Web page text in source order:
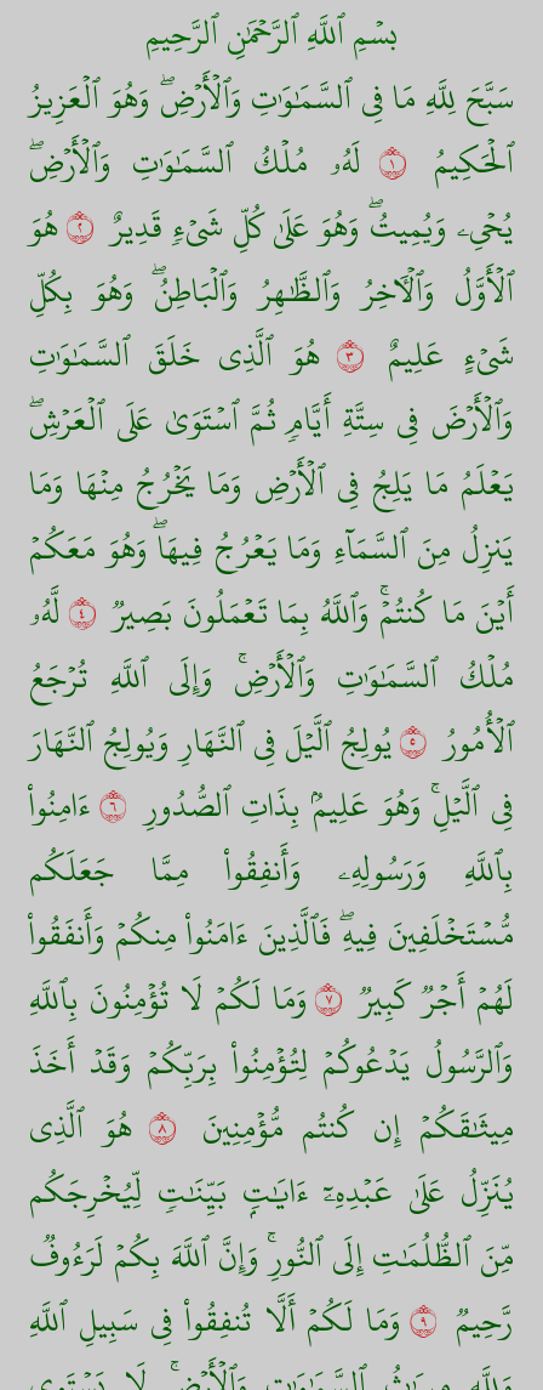
بسۡمِ ٱللَّهِ ٱلرَّحۡمَٰنِ ٱلرَّحِيمِ
سَبَّحَ لِلَّهِ مَا فِي ٱلسَّمَٰوَٰتِ وَٱلۡأَرۡضِۖ وَهُوَ ٱلۡعَزِيزُ
ٱلۡحَكِيمُ ١ لَهُۥ مُلۡكُ ٱلسَّمَٰوَٰتِ وَٱلۡأَرۡضِۖ
يُحۡيِۦ وَيُمِيتُۖ وَهُوَ عَلَىٰ كُلِّ شَيۡءٖ قَدِيرٌ ٢هُوَ
ٱلۡأَوَّلُ وَٱلۡأٓخِرُ وَٱلظَّٰهِرُ وَٱلۡبَاطِنُۖ وَهُوَ بِكُلِّ
شَيۡءٍ عَلِيمٌ ٣ هُوَ ٱلَّذِي خَلَقَ ٱلسَّمَٰوَٰتِ
وَٱلۡأَرۡضَ فِي سِتَّةِ أَيَّامٖ ثُمَّ ٱسۡتَوَىٰ عَلَى ٱلۡعَرۡشِۖ
يَعۡلَمُ مَا يَلِجُ فِي ٱلۡأَرۡضِ وَمَا يَخۡرُجُ مِنۡهَا وَمَا
يَنزِلُ مِنَ ٱلسَّمَآءِ وَمَا يَعۡرُجُ فِيهَاۖ وَهُوَ مَعَكُمۡ
أَيۡنَ مَا كُنتُمۡۚ وَٱللَّهُ بِمَا تَعۡمَلُونَ بَصِيرٞ ٤لَّهُۥ
مُلۡكُ ٱلسَّمَٰوَٰتِ وَٱلۡأَرۡضِۚ وَإِلَى ٱللَّهِ تُرۡجَعُ
ٱلۡأُمُورُ ٥يُولِجُ ٱلَّيۡلَ فِي ٱلنَّهَارِ وَيُولِجُ ٱلنَّهَارَ
فِي ٱلَّيۡلِۚ وَهُوَ عَلِيمُۢ بِذَاتِ ٱلصُّدُورِ ٦ءَامِنُواْ
بِٱللَّهِ وَرَسُولِهِۦ وَأَنفِقُواْ مِمَّا جَعَلَكُم
مُّسۡتَخۡلَفِينَ فِيهِۖ فَٱلَّذِينَ ءَامَنُواْ مِنكُمۡ وَأَنفَقُواْ
لَهُمۡ أَجۡرٞ كَبِيرٞ ٧وَمَا لَكُمۡ لَا تُؤۡمِنُونَ بِٱللَّهِ
وَٱلرَّسُولُ يَدۡعُوكُمۡ لِتُؤۡمِنُواْ بِرَبِّكُمۡ وَقَدۡ أَخَذَ
مِيثَٰقَكُمۡ إِن كُنتُم مُّؤۡمِنِينَ ٨ هُوَ ٱلَّذِي
يُنَزِّلُ عَلَىٰ عَبۡدِهِۦٓ ءَايَٰتِۭ بَيِّنَٰتٖ لِّيُخۡرِجَكُم
مِّنَ ٱلظُّلُمَٰتِ إِلَى ٱلنُّورِۚ وَإِنَّ ٱللَّهَ بِكُمۡ لَرَءُوفٞ
رَّحِيمٞ ٩وَمَا لَكُمۡ أَلَّا تُنفِقُواْ فِي سَبِيلِ ٱللَّهِ